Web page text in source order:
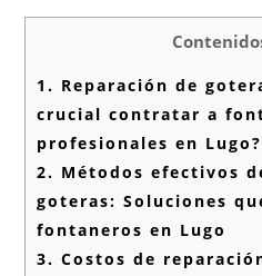
1. Reparación de
crucial contratar a
profesionales en Lugo?
2. Métodos efectivos
goteras: Soluciones
fontaneros en Lugo
3. Costos de